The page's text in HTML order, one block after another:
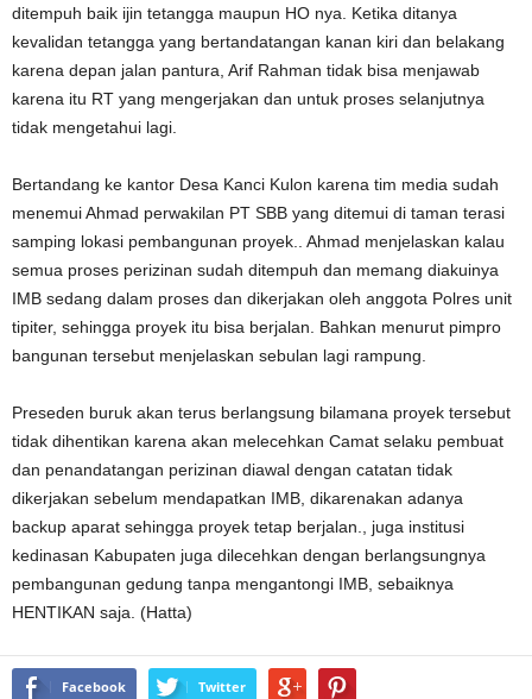
ditempuh baik ijin tetangga maupun HO nya. Ketika ditanya
kevalidan tetangga yang bertandatangan kanan kiri dan belakang
karena depan jalan pantura, Arif Rahman tidak bisa menjawab
karena itu RT yang mengerjakan dan untuk proses selanjutnya
tidak mengetahui lagi.
Bertandang ke kantor Desa Kanci Kulon karena tim media sudah
menemui Ahmad perwakilan PT SBB yang ditemui di taman terasi
samping lokasi pembangunan proyek.. Ahmad menjelaskan kalau
semua proses perizinan sudah ditempuh dan memang diakuinya
IMB sedang dalam proses dan dikerjakan oleh anggota Polres unit
tipiter, sehingga proyek itu bisa berjalan. Bahkan menurut pimpro
bangunan tersebut menjelaskan sebulan lagi rampung.
Preseden buruk akan terus berlangsung bilamana proyek tersebut
tidak dihentikan karena akan melecehkan Camat selaku pembuat
dan penandatangan perizinan diawal dengan catatan tidak
dikerjakan sebelum mendapatkan IMB, dikarenakan adanya
backup aparat sehingga proyek tetap berjalan., juga institusi
kedinasan Kabupaten juga dilecehkan dengan berlangsungnya
pembangunan gedung tanpa mengantongi IMB, sebaiknya
HENTIKAN saja. (Hatta)
Facebook Twitter